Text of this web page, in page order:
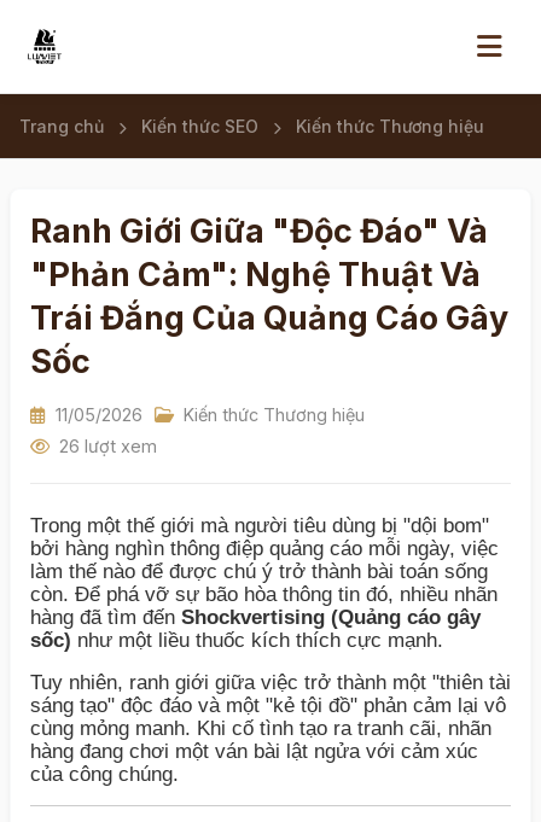
Trang chủ Kiến thức SEO Kiến thức Thương hiệu
Ranh Giới Giữa "Độc Đáo" Và
"Phản Cảm": Nghệ Thuật Và
Trái Đắng Của Quảng Cáo Gây
Sốc
11/05/2026
Kiến thức Thương hiệu
26 lượt xem
Trong một thế giới mà người tiêu dùng bị "dội bom"
bởi hàng nghìn thông điệp quảng cáo mỗi ngày, việc
làm thế nào để được chú ý trở thành bài toán sống
còn. Để phá vỡ sự bão hòa thông tin đó, nhiều nhãn
hàng đã tìm đến Shockvertising (Quảng cáo gây
sốc) như một liều thuốc kích thích cực mạnh.
Tuy nhiên, ranh giới giữa việc trở thành một "thiên tài
sáng tạo" độc đáo và một "kẻ tội đồ" phản cảm lại vô
cùng mỏng manh. Khi cố tình tạo ra tranh cãi, nhãn
hàng đang chơi một ván bài lật ngửa với cảm xúc
của công chúng.